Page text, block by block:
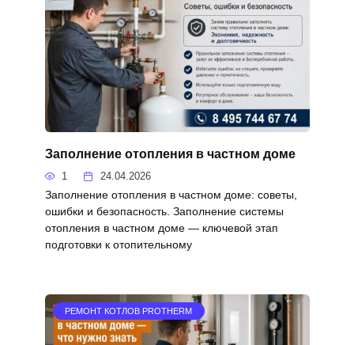
Заполнение отопления в частном доме
1 24.04.2026
Заполнение отопления в частном доме: советы,
ошибки и безопасность. Заполнение системы
отопления в частном доме — ключевой этап
подготовки к отопительному
РЕМОНТ КОТЛОВ PROTHERM